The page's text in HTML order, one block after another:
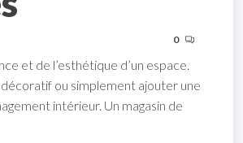
0
et de l’esthétique d’un espace.
ou simplement ajouter une
intérieur. Un magasin de